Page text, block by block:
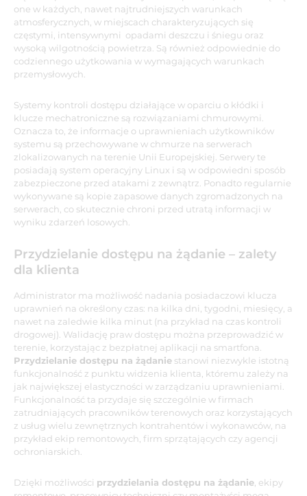
one w każdych, nawet najtrudniejszych warunkach
atmosferycznych, w miejscach charakteryzujących się
częstymi, intensywnymi opadami deszczu i śniegu oraz
wysoką wilgotnością powietrza. Są również odpowiednie do
codziennego użytkowania w wymagających warunkach
przemysłowych.
Systemy kontroli dostępu działające w oparciu o kłódki i
klucze mechatroniczne są rozwiązaniami chmurowymi.
Oznacza to, że informacje o uprawnieniach użytkowników
systemu są przechowywane w chmurze na serwerach
zlokalizowanych na terenie Unii Europejskiej. Serwery te
posiadają system operacyjny Linux i są w odpowiedni sposób
zabezpieczone przed atakami z zewnątrz. Ponadto regularnie
wykonywane są kopie zapasowe danych zgromadzonych na
serwerach, co skutecznie chroni przed utratą informacji w
wyniku zdarzeń losowych.
Przydzielanie dostępu na żądanie – zalety
dla klienta
Administrator ma możliwość nadania posiadaczowi klucza
uprawnień na określony czas: na kilka dni, tygodni, miesięcy, a
nawet na zaledwie kilka minut (na przykład na czas kontroli
drogowej). Walidację praw dostępu można przeprowadzić w
terenie, korzystając z bezpłatnej aplikacji na smartfona.
Przydzielanie dostępu na żądanie stanowi niezwykle istotną
funkcjonalność z punktu widzenia klienta, któremu zależy na
jak największej elastyczności w zarządzaniu uprawnieniami.
Funkcjonalność ta przydaje się szczególnie w firmach
zatrudniających pracowników terenowych oraz korzystających
z usług wielu zewnętrznych kontrahentów i wykonawców, na
przykład ekip remontowych, firm sprzątających czy agencji
ochroniarskich.
Dzięki możliwości przydzielania dostępu na żądanie , ekipy